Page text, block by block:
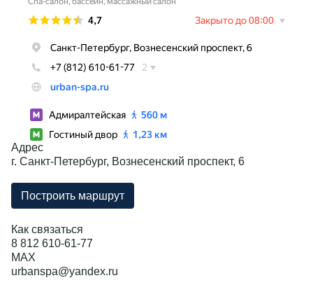
Адрес
г. Санкт-Петербург, Вознесенский проспект, 6
Построить маршрут
Как связаться
8 812 610-61-77
MAX
urbanspa@yandex.ru